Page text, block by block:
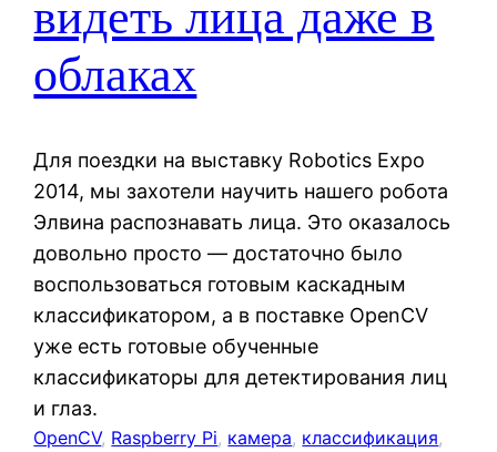
видеть лица даже в
облаках
Для поездки на выставку Robotics Expo
2014, мы захотели научить нашего робота
Элвина распознавать лица. Это оказалось
довольно просто — достаточно было
воспользоваться готовым каскадным
классификатором, а в поставке OpenCV
уже есть готовые обученные
классификаторы для детектирования лиц
и глаз.
OpenCV, Raspberry Pi, камера, классификация